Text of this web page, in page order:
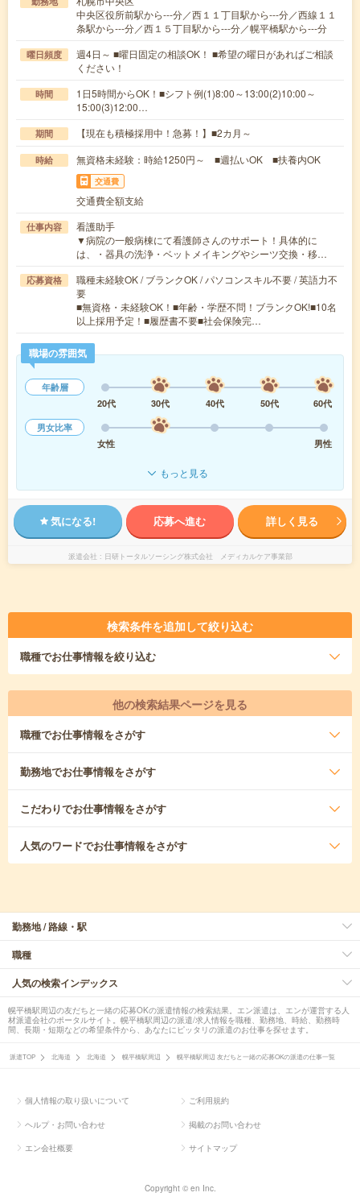
中央区役所前駅から---分／西１１丁目駅から---分／西線１１
条駅から---分／西１５丁目駅から---分／幌平橋駅から---分
曜日頻度
週4日～ ■曜日固定の相談OK！ ■希望の曜日があればご相談
ください！
時間
1日5時間からOK！■シフト例(1)8:00～13:00(2)10:00～
15:00(3)12:00…
期間 【現在も積極採用中！急募！】■2カ月～
時給 無資格未経験：時給1250円～ ■週払いOK ■扶養内OK
交通費
交通費全額支給
仕事内容
看護助手
▼病院の一般病棟にて看護師さんのサポート！具体的に
は、・器具の洗浄・ベットメイキングやシーツ交換・移…
応募資格
職種未経験OK / ブランクOK / パソコンスキル不要 / 英語力不
要
■無資格・未経験OK！■年齢・学歴不問！ブランクOK!■10名
以上採用予定！■履歴書不要■社会保険完…
職場の雰囲気
年齢層
20代
30代 40代 50代
60代
男女比率
女性
男性
もっと見る
気になる! 応募へ進む 詳しく見る
派遣会社 日研トータルソーシング株式会社 メディカルケア事業部
検索条件を追加して絞り込む
職種でお仕事情報を絞り込む
他の検索結果ページを見る
職種でお仕事情報をさがす
勤務地でお仕事情報をさがす
こだわりでお仕事情報をさがす
人気のワードでお仕事情報をさがす
勤務地 / 路線・駅
職種
人気の検索インデックス
幌平橋駅周辺の友だちと一緒の応募OKの派遣情報の検索結果。エン派遣は、エンが運営する人
材派遣会社のポータルサイト。幌平橋駅周辺の派遣/求人情報を職種、勤務地、時給、勤務時
間、長期・短期などの希望条件から、あなたにピッタリの派遣のお仕事を探せます。
派遣TOP 北海道 北海道 幌平橋駅周辺 幌平橋駅周辺 友だちと一緒の応募OKの派遣の仕事一覧
個人情報の取り扱いについて ご利用規約
ヘルプ・お問い合わせ 掲載のお問い合わせ
エン会社概要 サイトマップ
Copyright © en Inc.